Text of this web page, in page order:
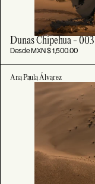
Dunas Chipehua - 003
Desde MXN $ 1,500.00
Ana Paula Álvarez